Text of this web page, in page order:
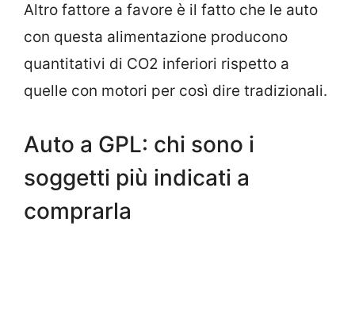
Altro fattore a favore è il fatto che le auto
con questa alimentazione producono
quantitativi di CO2 inferiori rispetto a
quelle con motori per così dire tradizionali.
Auto a GPL: chi sono i
soggetti più indicati a
comprarla